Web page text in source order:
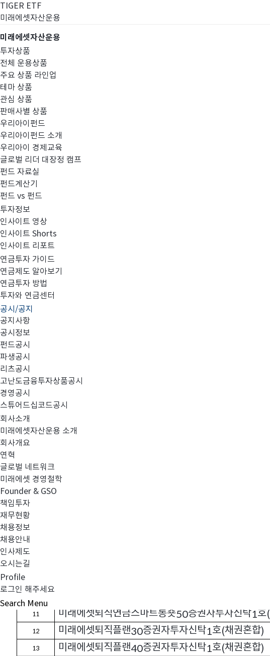
TIGER ETF
미래에셋자산운용
미래에셋자산운용
투자상품
전체 운용상품
주요 상품 라인업
테마 상품
관심 상품
판매사별 상품
우리아이펀드
우리아이펀드 소개
우리아이 경제교육
글로벌 리더 대장정 캠프
펀드 자료실
펀드계산기
펀드 vs 펀드
투자정보
인사이트 영상
인사이트 Shorts
인사이트 리포트
연금투자 가이드
연금제도 알아보기
연금투자 방법
투자와 연금센터
공시/공지
공지사항
공시정보
펀드공시
파생공시
리츠공시
고난도금융투자상품공시
경영공시
스튜어드십코드공시
회사소개
미래에셋자산운용 소개
회사개요
연혁
글로벌 네트워크
미래에셋 경영철학
Founder & GSO
책임투자
재무현황
채용정보
채용안내
인사제도
오시는길
Profile
로그인 해주세요
Search Menu
펀드공시
집합투자규약 및 투자설명서 변경의 건
1. 대상 펀드
no.
3 미래에셋퇴직연금고배당포커스
4
11 미래에셋퇴직연금스마트롱숏50증권자투자신탁1호(
12 미래에셋퇴직플랜30증권자투자신탁1호(채권혼합)
13 미래에셋퇴직플랜40증권자투자신탁1호(채권혼합)